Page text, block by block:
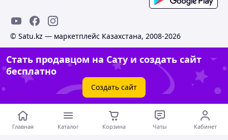
© Satu.kz — маркетплейс Казахстана, 2008-2026
Стать продавцом на Сату и создать сайт
бесплатно
Создать сайт
Главная Каталог Корзина Чаты Кабинет